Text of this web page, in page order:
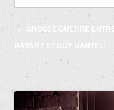
Navigation
des
←
GROSSE GUERRE ENTRE
RAVARY ET GUY NANTEL!